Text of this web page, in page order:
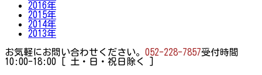
2016年
2015年
2014年
2013年
お気軽にお問い合わせください。 052-228-7857受付時間
10:00-18:00 [ 土・日・祝日除く ]